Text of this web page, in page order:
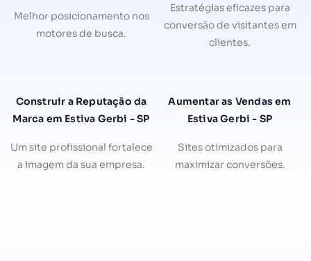
Melhor posicionamento nos
motores de busca.
Estratégias eficazes para
conversão de visitantes em
clientes.
Construir a Reputação da
Marca em Estiva Gerbi - SP
Um site profissional fortalece
a imagem da sua empresa.
Aumentar as Vendas em
Estiva Gerbi - SP
Sites otimizados para
maximizar conversões.